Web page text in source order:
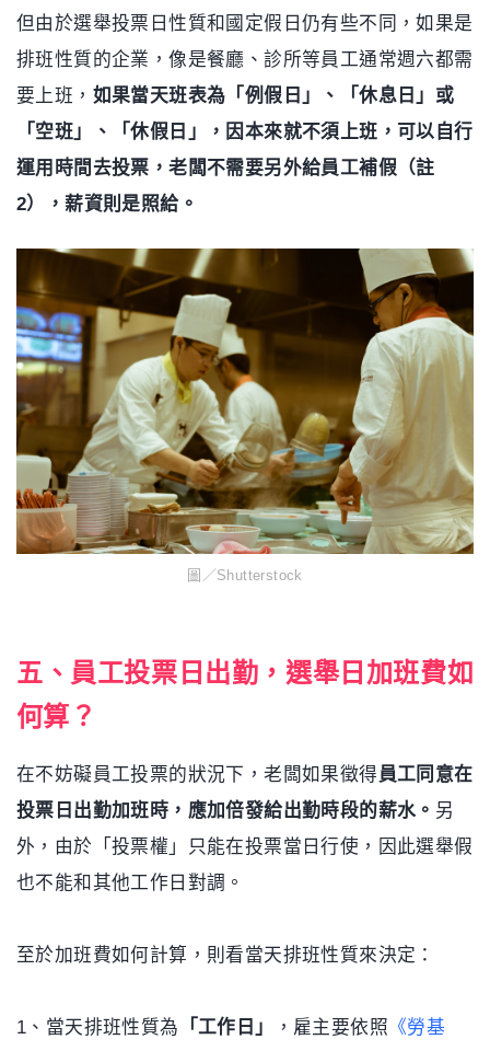
但由於選舉投票日性質和國定假日仍有些不同，如果是
排班性質的企業，像是餐廳、診所等員工通常週六都需
要上班， 如果當天班表為「例假日」、「休息日」或
「空班」、「休假日」，因本來就不須上班，可以自行
運用時間去投票，老闆不需要另外給員工補假（註
2），薪資則是照給。
圖／Shutterstock
五、員工投票日出勤，選舉日加班費如
何算？
在不妨礙員工投票的狀況下，老闆如果徵得 員工同意在
投票日出勤加班時，應加倍發給出勤時段的薪水。 另
外，由於「投票權」只能在投票當日行使，因此選舉假
也不能和其他工作日對調。
至於加班費如何計算，則看當天排班性質來決定：
1、當天排班性質為 「工作日」 ，雇主要依照 《勞基